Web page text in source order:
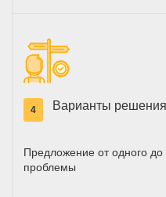
4 Варианты решения
Предложение от одного
проблемы